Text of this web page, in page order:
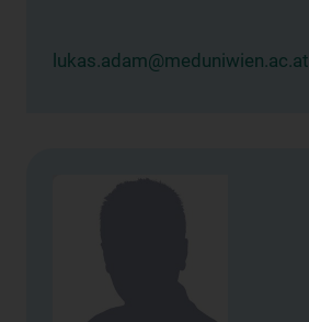
lukas.adam@meduniwien.ac.at